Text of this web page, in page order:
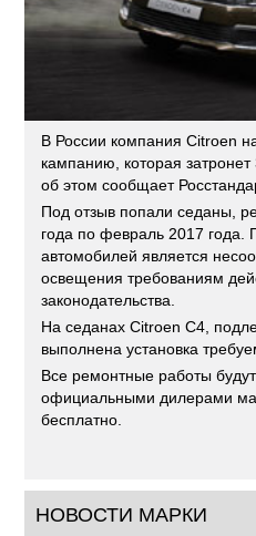
В России компания Citroen
кампанию, которая
об этом сообщает
Под отзыв попали седаны,
года по февраль 2017 года.
автомобилей является
освещения требованиям
законодательства.
На седанах Citroen C4,
выполнена установка
Все ремонтные работы
официальными дилерами
бесплатно.
НОВОСТИ МАРКИ